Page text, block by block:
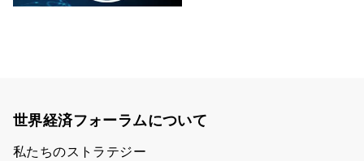
世界経済フォーラムについて
私たちのストラテジー